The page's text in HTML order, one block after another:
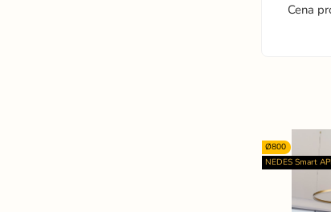
Cena
Ø800
NEDES Smart